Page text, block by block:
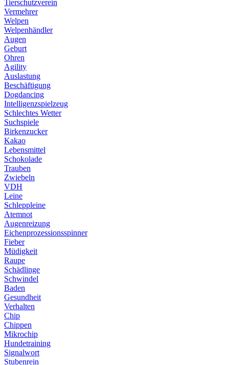
Tierschutzverein
Vermehrer
Welpen
Welpenhändler
Augen
Geburt
Ohren
Agility
Auslastung
Beschäftigung
Dogdancing
Intelligenzspielzeug
Schlechtes Wetter
Suchspiele
Birkenzucker
Kakao
Lebensmittel
Schokolade
Trauben
Zwiebeln
VDH
Leine
Schleppleine
Atemnot
Augenreizung
Eichenprozessionsspinner
Fieber
Müdigkeit
Raupe
Schädlinge
Schwindel
Baden
Gesundheit
Verhalten
Chip
Chippen
Mikrochip
Hundetraining
Signalwort
Stubenrein